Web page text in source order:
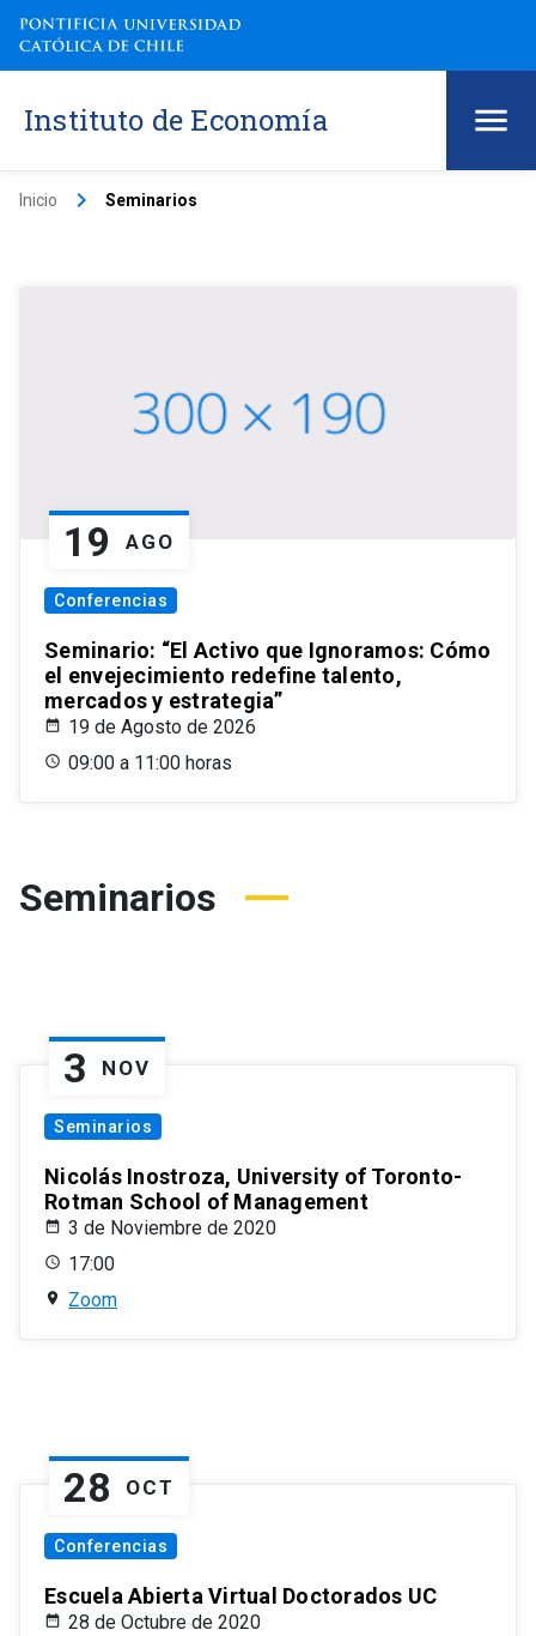
Instituto de Economía
Inicio keyboard_arrow_right Seminarios
19 AGO
Conferencias
Seminario: “El Activo que Ignoramos: Cómo
el envejecimiento redefine talento,
mercados y estrategia”
19 de Agosto de 2026
09:00 a 11:00 horas
Seminarios
3 NOV
Seminarios
Nicolás Inostroza, University of Toronto-
Rotman School of Management
3 de Noviembre de 2020
17:00
Zoom
28 OCT
Conferencias
Escuela Abierta Virtual Doctorados UC
28 de Octubre de 2020